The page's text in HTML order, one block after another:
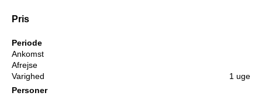
Pris
Periode
Ankomst
Afrejse
Varighed
1 uge
Personer